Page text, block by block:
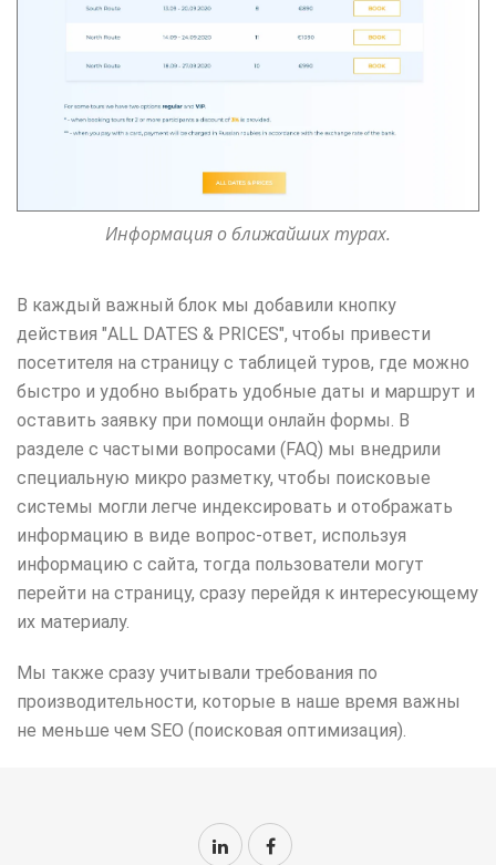
Информация о ближайших турах.
В каждый важный блок мы добавили кнопку
действия "ALL DATES & PRICES", чтобы привести
посетителя на страницу с таблицей туров, где можно
быстро и удобно выбрать удобные даты и маршрут и
оставить заявку при помощи онлайн формы. В
разделе с частыми вопросами (FAQ) мы внедрили
специальную микро разметку, чтобы поисковые
системы могли легче индексировать и отображать
информацию в виде вопрос-ответ, используя
информацию с сайта, тогда пользователи могут
перейти на страницу, сразу перейдя к интересующему
их материалу.
Мы также сразу учитывали требования по
производительности, которые в наше время важны
не меньше чем SEO (поисковая оптимизация).